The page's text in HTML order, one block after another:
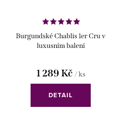
Burgundské Chablis 1er Cru v
luxusním balení
1 289 Kč / ks
DETAIL